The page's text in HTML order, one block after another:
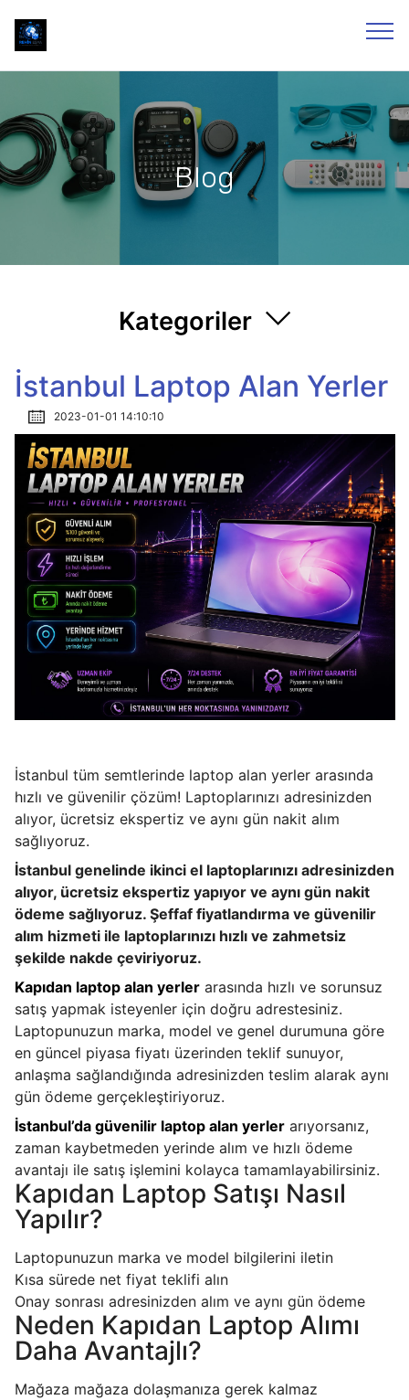
Blog
Kategoriler
İstanbul Laptop Alan Yerler
2023-01-01 14:10:10
İstanbul tüm semtlerinde laptop alan yerler arasında
hızlı ve güvenilir çözüm! Laptoplarınızı adresinizden
alıyor, ücretsiz ekspertiz ve aynı gün nakit alım
sağlıyoruz.
İstanbul genelinde ikinci el laptoplarınızı adresinizden
alıyor, ücretsiz ekspertiz yapıyor ve aynı gün nakit
ödeme sağlıyoruz. Şeffaf fiyatlandırma ve güvenilir
alım hizmeti ile laptoplarınızı hızlı ve zahmetsiz
şekilde nakde çeviriyoruz.
Kapıdan laptop alan yerler arasında hızlı ve sorunsuz
satış yapmak isteyenler için doğru adrestesiniz.
Laptopunuzun marka, model ve genel durumuna göre
en güncel piyasa fiyatı üzerinden teklif sunuyor,
anlaşma sağlandığında adresinizden teslim alarak aynı
gün ödeme gerçekleştiriyoruz.
İstanbul’da güvenilir laptop alan yerler arıyorsanız,
zaman kaybetmeden yerinde alım ve hızlı ödeme
avantajı ile satış işlemini kolayca tamamlayabilirsiniz.
Kapıdan Laptop Satışı Nasıl
Yapılır?
Laptopunuzun marka ve model bilgilerini iletin
Kısa sürede net fiyat teklifi alın
Onay sonrası adresinizden alım ve aynı gün ödeme
Neden Kapıdan Laptop Alımı
Daha Avantajlı?
Mağaza mağaza dolaşmanıza gerek kalmaz